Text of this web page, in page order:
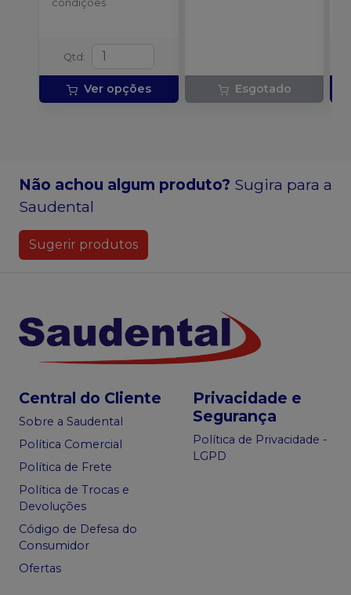
condições
Qtd :
Ver opções Esgotado
Não achou algum produto? Sugira para a
Saudental
Sugerir produtos
Central do Cliente
Sobre a Saudental
Política Comercial
Política de Frete
Política de Trocas e
Devoluções
Código de Defesa do
Consumidor
Ofertas
Privacidade e
Segurança
Política de Privacidade -
LGPD